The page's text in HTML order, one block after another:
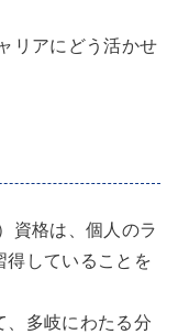
リアにどう活かせ
資格は、個人のラ
得していることを
、多岐にわたる分